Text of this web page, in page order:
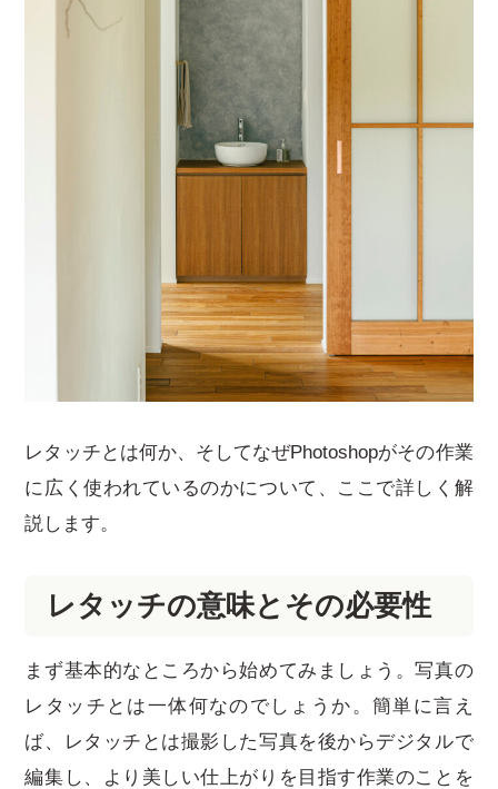
レタッチとは何か、そしてなぜPhotoshopがその作業
に広く使われているのかについて、ここで詳しく解
説します。
レタッチの意味とその必要性
まず基本的なところから始めてみましょう。写真の
レタッチとは一体何なのでしょうか。簡単に言え
ば、レタッチとは撮影した写真を後からデジタルで
編集し、より美しい仕上がりを目指す作業のことを